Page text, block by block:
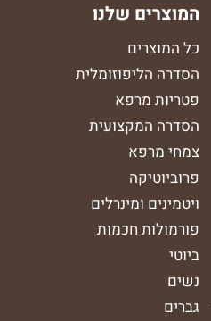
המוצרים שלנו
כל המוצרים
הסדרה הליפוזומלית
פטריות מרפא
הסדרה המקצועית
צמחי מרפא
פרוביוטיקה
ויטמינים ומינרלים
פורמולות חכמות
ביוטי
נשים
גברים